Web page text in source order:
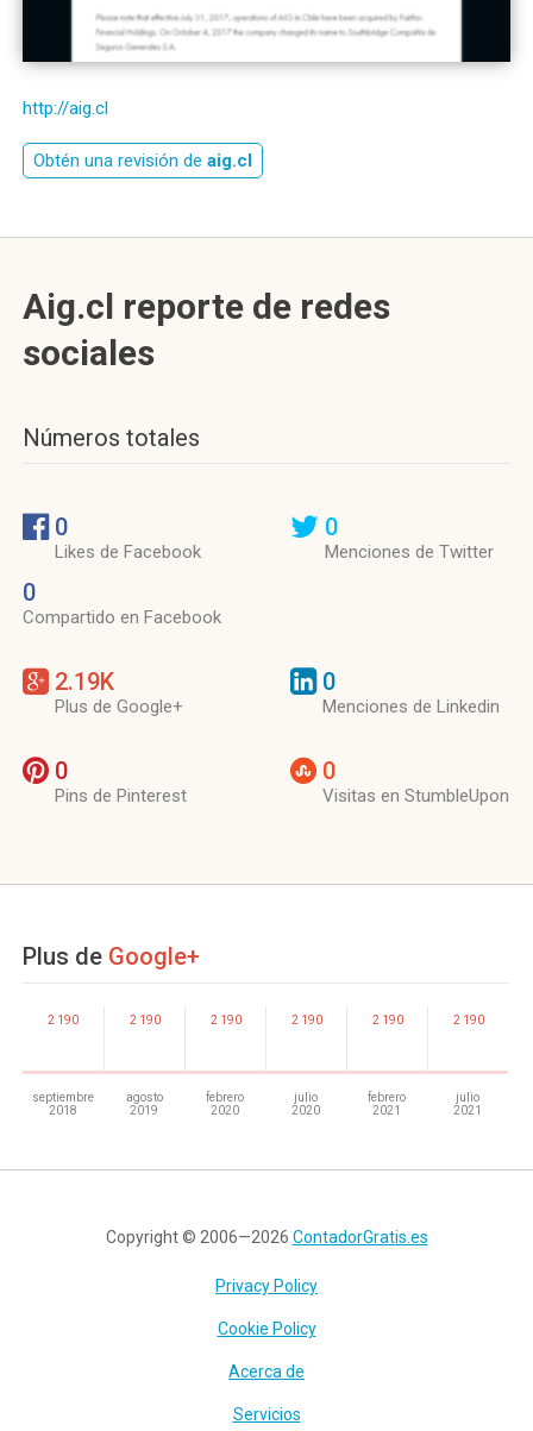
http://aig.cl
Obtén una revisión de aig.cl
Aig.cl reporte de redes
sociales
Números totales
0
Likes de Facebook
0
Compartido en Facebook
0
Menciones de Twitter
2.19K
Plus de Google+
0
Menciones de Linkedin
0
Pins de Pinterest
0
Visitas en StumbleUpon
Plus de Google+
2 190
septiembre
2018
2 190
agosto
2019
2 190
febrero
2020
2 190
julio
2020
2 190
febrero
2021
2 190
julio
2021
Copyright © 2006—2026 ContadorGratis.es
Privacy Policy
Cookie Policy
Acerca de
Servicios